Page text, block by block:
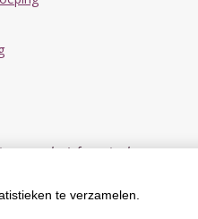
en exclusief eventuele
te verzamelen.